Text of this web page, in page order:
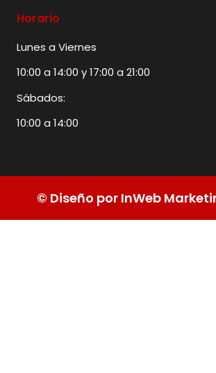
Horario
Lunes a Viernes
10:00 a 14:00 y 17:00 a 21:00
Sábados:
10:00 a 14:00
© Diseño por InWeb